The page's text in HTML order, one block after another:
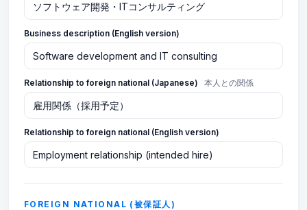
Business description (English version)
Relationship to foreign national (Japanese) 本人との関係
Relationship to foreign national (English version)
FOREIGN NATIONAL (被保証人)